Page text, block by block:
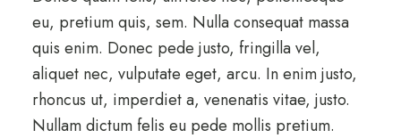
eu, pretium quis, sem. Nulla consequat massa
quis enim. Donec pede justo, fringilla vel,
aliquet nec, vulputate eget, arcu. In enim justo,
rhoncus ut, imperdiet a, venenatis vitae, justo.
Nullam dictum felis eu pede mollis pretium.